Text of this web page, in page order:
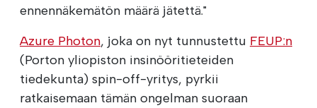
ennennäkemätön määrä jätettä."
Azure Photon, joka on nyt tunnustettu FEUP:n
(Porton yliopiston insinööritieteiden
tiedekunta) spin-off-yritys, pyrkii
ratkaisemaan tämän ongelman suoraan